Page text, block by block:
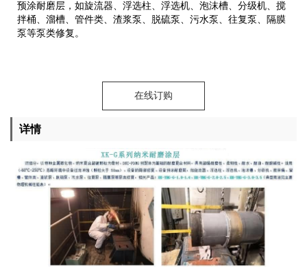
预涂耐磨层，如旋流器、浮选柱、浮选机、泡沫槽、分级机、搅
拌桶、溜槽、管件类、渣浆泵、脱硫泵、污水泵、往复泵、隔膜
泵等泵类修复。
在线订购
详情